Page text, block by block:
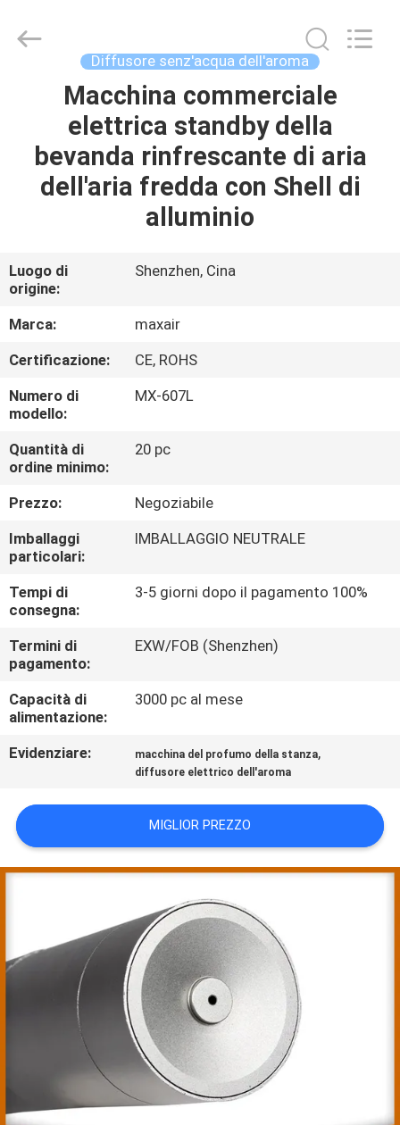
CASA
PRODOTTI
GIRO
DELLA
FABBRICA
CONTROLLO
DI
QUALITÀ
CONTATTICI
RICHIEDA
UNA
CITAZIONE
SHOPPING
DEL
SITO
POLICY
Industrial
Diffusore senz'acqua dell'aroma
Macchina commerciale
elettrica standby della
bevanda rinfrescante di aria
dell'aria fredda con Shell di
alluminio
Luogo di
origine:
Shenzhen, Cina
Marca:
maxair
Certificazione:
CE, ROHS
Numero di
modello:
MX-607L
Quantità di
ordine minimo:
20 pc
Prezzo:
Negoziabile
Imballaggi
particolari:
IMBALLAGGIO NEUTRALE
Tempi di
consegna:
3-5 giorni dopo il pagamento 100%
Termini di
pagamento:
EXW/FOB (Shenzhen)
Capacità di
alimentazione:
3000 pc al mese
Evidenziare: macchina del profumo della stanza,
diffusore elettrico dell'aroma
MIGLIOR PREZZO